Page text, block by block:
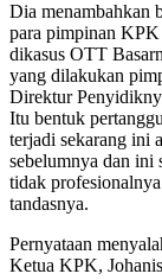
Dia menambahkan
para pimpinan
dikasus OTT
yang dilakukan
Direktur
Itu bentuk
terjadi sekarang ini
sebelumnya dan ini
tidak
tandasnya.
Pernyataan
Ketua KPK,